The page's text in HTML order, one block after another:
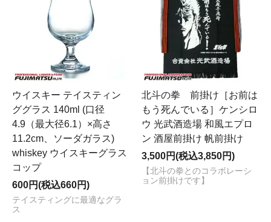
ウイスキー テイスティン
ググラス 140ml (口径
4.9（最大径6.1）×高さ
11.2cm、ソーダガラス)
whiskey ウイスキーグラス
コップ
600円(税込660円)
テイスティングに最適なグラ
ス
北斗の拳 前掛け［お前は
もう死んでいる］ケンシロ
ウ 光武酒造場 和風エプロ
ン 酒屋前掛け 帆前掛け
3,500円(税込3,850円)
【北斗の拳とのコラボレーシ
ョン前掛けです】